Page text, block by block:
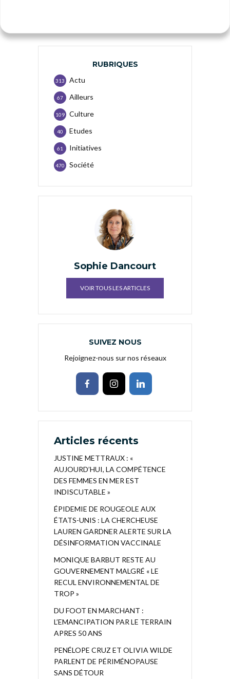
RUBRIQUES
Actu
313
Ailleurs
67
Culture
109
Etudes
40
Initiatives
61
Société
470
Sophie Dancourt
VOIR TOUS LES ARTICLES
SUIVEZ NOUS
Rejoignez-nous sur nos réseaux
Articles récents
JUSTINE METTRAUX : «
AUJOURD’HUI, LA COMPÉTENCE
DES FEMMES EN MER EST
INDISCUTABLE »
ÉPIDEMIE DE ROUGEOLE AUX
ÉTATS-UNIS : LA CHERCHEUSE
LAUREN GARDNER ALERTE SUR LA
DÉSINFORMATION VACCINALE
MONIQUE BARBUT RESTE AU
GOUVERNEMENT MALGRÉ « LE
RECUL ENVIRONNEMENTAL DE
TROP »
DU FOOT EN MARCHANT :
L’EMANCIPATION PAR LE TERRAIN
APRES 50 ANS
PENÉLOPE CRUZ ET OLIVIA WILDE
PARLENT DE PÉRIMÉNOPAUSE
SANS DÉTOUR